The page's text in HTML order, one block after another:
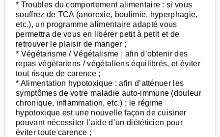
* Troubles du comportement alimentaire : si vous
souffrez de TCA (anorexie, boulimie, hyperphagie,
etc.), un programme alimentaire adapté vous
permettra de vous en libérer petit à petit et de
retrouver le plaisir de manger ;
* Végétarisme / Végétalisme : afin d’obtenir des
repas végétariens / végétaliens équilibrés, et éviter
tout risque de carence ;
* Alimentation hypotoxique : afin d’atténuer les
symptômes de votre maladie auto-immune (douleur
chronique, inflammation, etc.) ; le régime
hypotoxique est une nouvelle façon de cuisiner
pouvant nécessiter l’aide d’un diététicien pour
éviter toute carence ;